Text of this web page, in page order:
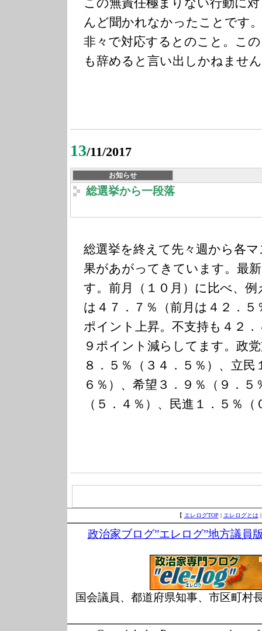
この無責任極まりない行動に
んど聞かれなかったことです
非々で対応するとのこと。こ
も辞めると言い出しかねませ
13/11/2017
お知らせ
総選挙から一段落
総選挙を終えて先々週から各
果があがってきています。最
す。前月（１０月）に比べ、
は４７．７％（前月は４２．
ポイント上昇。不支持も４２
９ポイント減らしてます。政
８．５％（３４．５％）、立民
６％）、希望３．９％（９．５
（５．４％）、民進１．５％
【 エレログTOP | エレログとは
政治家ブログ”エレログ”地方議員
国会議員、都道府県知事、市区町村